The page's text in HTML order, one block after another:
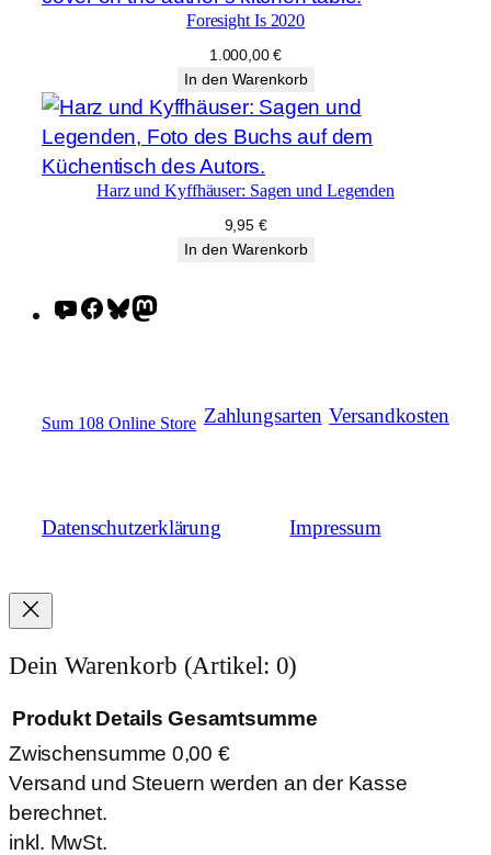
Foresight Is 2020
1.000,00€
In den Warenkorb
Harz und Kyffhäuser: Sagen und Legenden
9,95 €
In den Warenkorb
YouTube
Facebook
Bluesky
Mastodon
Sum 108 Online Store Zahlungsarten Versandkosten
Datenschutzerklärung Impressum
Dein Warenkorb (Artikel: 0)
Produkte
im
Warenkorb
Produkt Details Gesamtsumme
Zwischensumme 0,00 €
Versand und Steuern werden an der Kasse
berechnet.
inkl. MwSt.